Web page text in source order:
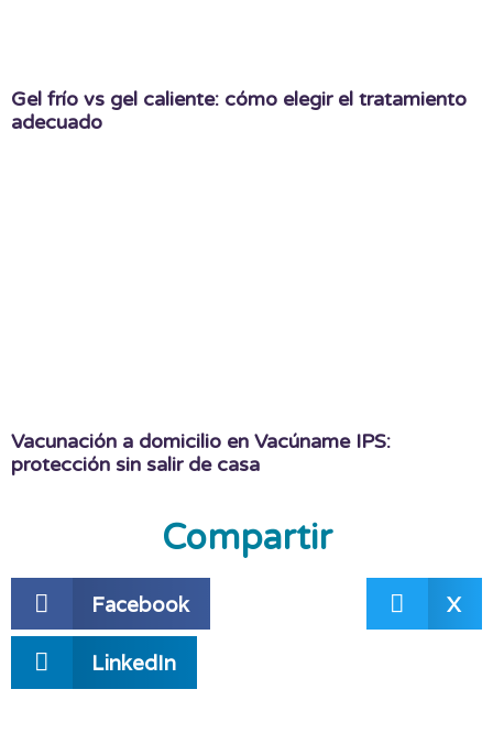
Gel frío vs gel caliente: cómo elegir el tratamiento
adecuado
Vacunación a domicilio en Vacúname IPS:
protección sin salir de casa
Compartir
Facebook X
LinkedIn